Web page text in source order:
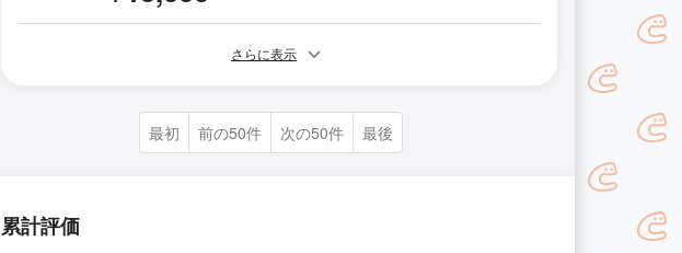
さらに表示
最初 前の50件 次の50件 最後
累計評価